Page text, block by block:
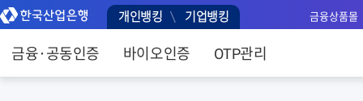
본문 바로가기
주메뉴 바로가기
개인뱅킹 기업뱅킹 금융상품몰
금융·공동인증 바이오인증 OTP관리